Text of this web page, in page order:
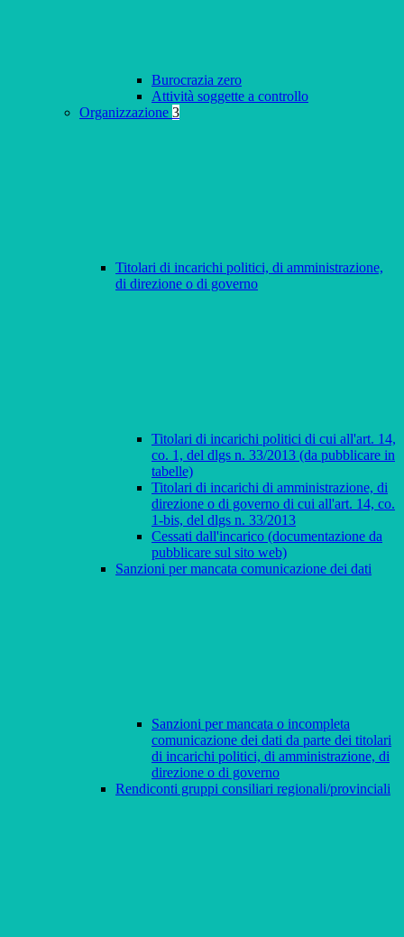
Burocrazia zero
Attività soggette a controllo
Organizzazione 3
Titolari di incarichi politici, di amministrazione,
di direzione o di governo
Titolari di incarichi politici di cui all'art. 14,
co. 1, del dlgs n. 33/2013 (da pubblicare in
tabelle)
Titolari di incarichi di amministrazione, di
direzione o di governo di cui all'art. 14, co.
1-bis, del dlgs n. 33/2013
Cessati dall'incarico (documentazione da
pubblicare sul sito web)
Sanzioni per mancata comunicazione dei dati
Sanzioni per mancata o incompleta
comunicazione dei dati da parte dei titolari
di incarichi politici, di amministrazione, di
direzione o di governo
Rendiconti gruppi consiliari regionali/provinciali